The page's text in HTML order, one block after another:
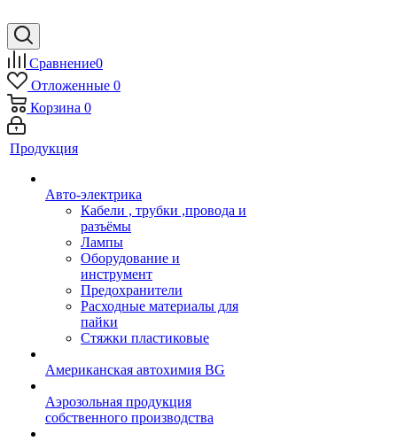
Сравнение0
Отложенные 0
Корзина 0
Продукция
Авто-электрика
Кабели , трубки ,провода и
разъёмы
Лампы
Оборудование и
инструмент
Предохранители
Расходные материалы для
пайки
Стяжки пластиковые
Американская автохимия BG
Аэрозольная продукция
собственного производства